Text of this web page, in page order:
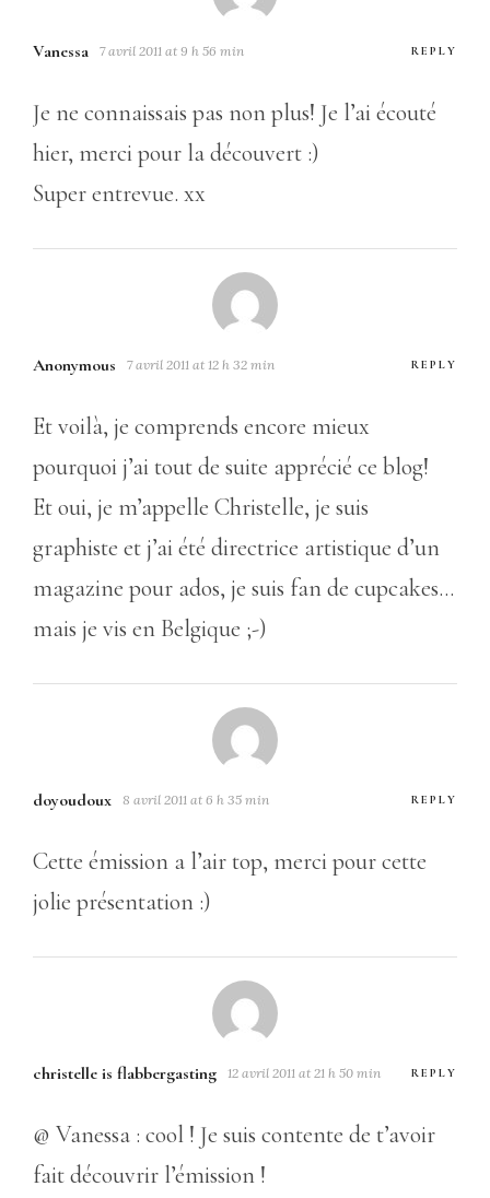
Vanessa 7 avril 2011 at 9 h 56 min REPLY
Je ne connaissais pas non plus! Je l’ai écouté
hier, merci pour la découvert :)
Super entrevue. xx
Anonymous 7 avril 2011 at 12 h 32 min REPLY
Et voilà, je comprends encore mieux
pourquoi j’ai tout de suite apprécié ce blog!
Et oui, je m’appelle Christelle, je suis
graphiste et j’ai été directrice artistique d’un
magazine pour ados, je suis fan de cupcakes…
mais je vis en Belgique ;-)
doyoudoux 8 avril 2011 at 6 h 35 min REPLY
Cette émission a l’air top, merci pour cette
jolie présentation :)
christelle is flabbergasting 12 avril 2011 at 21 h 50 min REPLY
@ Vanessa : cool ! Je suis contente de t’avoir
fait découvrir l’émission !